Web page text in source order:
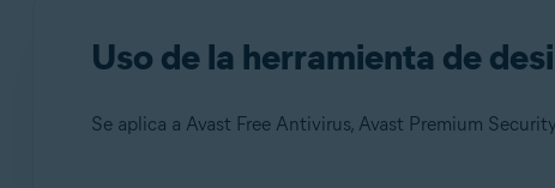
Uso de la herramienta de
Se aplica a Avast Free Antivirus, Avast Premium